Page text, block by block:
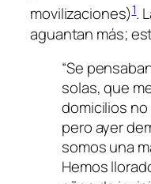
movilizaciones)1.
aguantan más;
“Se
solas, que
domicilios
pero ayer
somos una
Hemos